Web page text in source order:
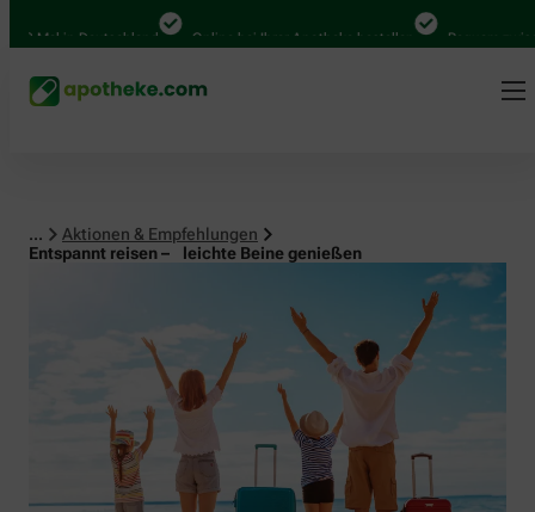
in Deutschland Online bei Ihrer Apotheke bestellen Bequem zwischen
...
Aktionen & Empfehlungen
Entspannt reisen – leichte Beine genießen